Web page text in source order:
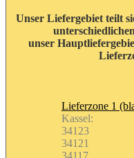
Unser Liefergebiet teilt
unser
Lieferzone 1
Kassel:
34123
34121